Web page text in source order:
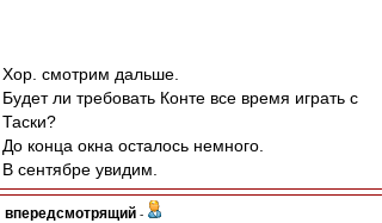
Хор. смотрим дальше.
Будет ли требовать Конте все время играть с
Таски?
До конца окна осталось немного.
В сентябре увидим.
впередсмотрящий -